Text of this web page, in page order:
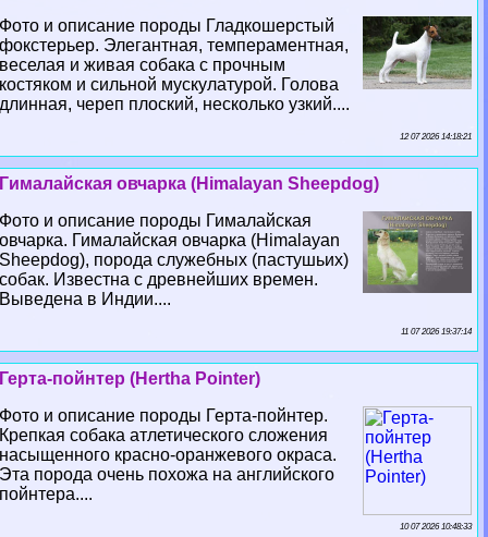
Фото и описание породы Гладкошерстый
фокстерьер. Элегантная, темпераментная,
веселая и живая собака с прочным
костяком и сильной мускулатурой. Голова
длинная, череп плоский, несколько узкий....
12 07 2026 14:18:21
Гималайская овчарка (Himalayan Sheepdog)
Фото и описание породы Гималайская
овчарка. Гималайская овчарка (Himalayan
Sheepdog), порода служебных (пастушьих)
собак. Известна с древнейших времен.
Выведена в Индии....
11 07 2026 19:37:14
Герта-пойнтер (Hertha Pointer)
Фото и описание породы Герта-пойнтер.
Крепкая собака атлетического сложения
насыщенного красно-оранжевого окраса.
Эта порода очень похожа на английского
пойнтера....
10 07 2026 10:48:33